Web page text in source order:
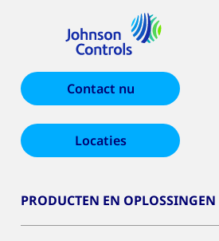
Contact nu
Locaties
PRODUCTEN EN OPLOSSINGEN